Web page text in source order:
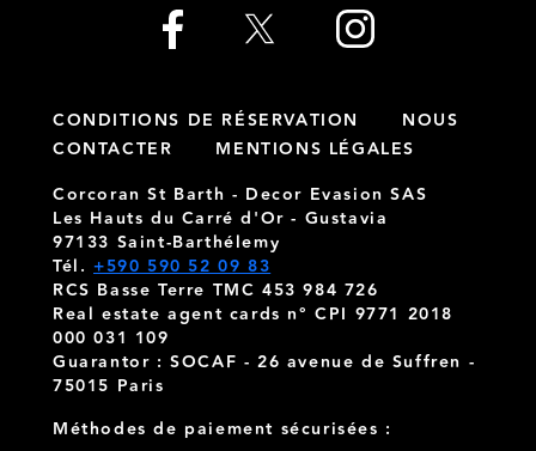
CONDITIONS DE RÉSERVATION
NOUS
CONTACTER
MENTIONS LÉGALES
Corcoran St Barth - Decor Evasion SAS
Les Hauts du Carré d'Or - Gustavia
97133 Saint-Barthélemy
Tél. +590 590 52 09 83
RCS Basse Terre TMC 453 984 726
Real estate agent cards n° CPI 9771 2018
000 031 109
Guarantor : SOCAF - 26 avenue de Suffren -
75015 Paris
Méthodes de paiement sécurisées :